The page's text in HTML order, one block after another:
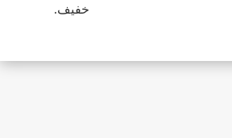
خفيف.